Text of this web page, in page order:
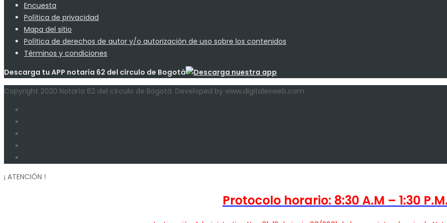
Encuesta
Política de privacidad
Mapa del sitio
Política de derechos de autor y/o autorización de uso sobre los contenidos
Términos y condiciones
Descarga tu APP notaría 62 del círculo de Bogotá
Copyright 2020 Notaría 62 del círculo de Bogotá. Developed by www.digitalesweb.com
¡ ATENCIÓN !
Protocolo horario: 8:30 A.M – 1:30